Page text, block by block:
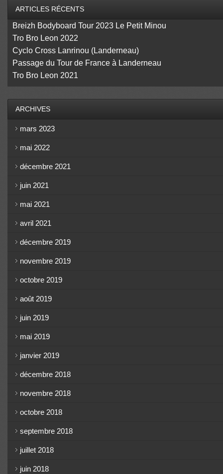
ARTICLES RÉCENTS
Breizh Bodyboard Tour 2023 Le Petit Minou
Tro Bro Leon 2022
Cyclo Cross Lanrinou (Landerneau)
Passage du Tour de France à Landerneau
Tro Bro Leon 2021
ARCHIVES
mars 2023
mai 2022
décembre 2021
juin 2021
mai 2021
avril 2021
décembre 2019
novembre 2019
octobre 2019
août 2019
juin 2019
mai 2019
janvier 2019
décembre 2018
novembre 2018
octobre 2018
septembre 2018
juillet 2018
juin 2018